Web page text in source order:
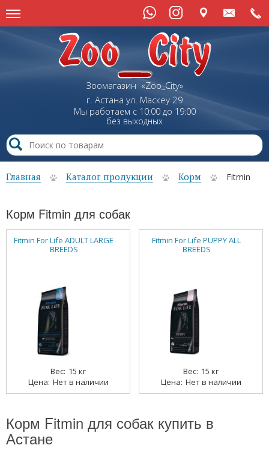
Зоомагазин «Zoo_City»
г. Астана ул. Маскеу29
Мы работаем с 10:00 до 19:00
без выходных
Главная Каталог продукции Корм Fitmin
Корм Fitmin для собак
Fitmin For Life ADULT LARGE
BREEDS
15 кг
Нет в наличии
Fitmin For Life PUPPY ALL
BREEDS
15 кг
Нет в наличии
Корм Fitmin для собак купить в
Астане